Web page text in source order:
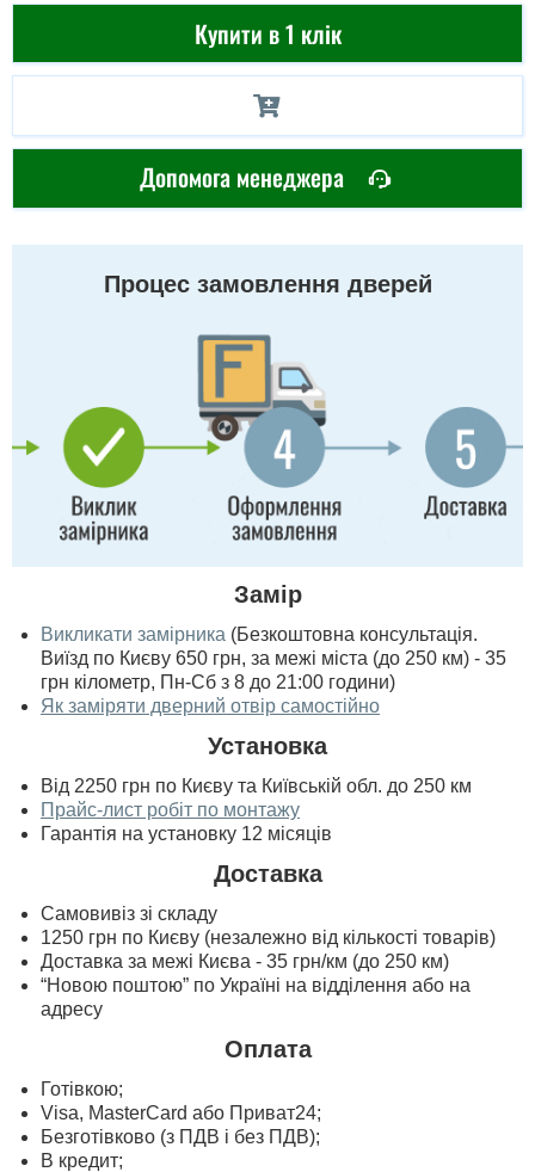
Купити в 1 клік
Допомога менеджера
Процес замовлення дверей
Замір
Викликати замірника (Безкоштовна консультація.
Виїзд по Києву 650 грн, за межі міста (до 250 км) - 35
грн кілометр, Пн-Сб з 8 до 21:00 години)
Як заміряти дверний отвір самостійно
Установка
Від 2250 грн по Києву та Київській обл. до 250 км
Прайс-лист робіт по монтажу
Гарантія на установку 12 місяців
Доставка
Самовивіз зі складу
1250 грн по Києву (незалежно від кількості товарів)
Доставка за межі Києва - 35 грн/км (до 250 км)
“Новою поштою” по Україні на відділення або на
адресу
Оплата
Готівкою;
Visa, MasterСard або Приват24;
Безготівково (з ПДВ і без ПДВ);
В кредит;